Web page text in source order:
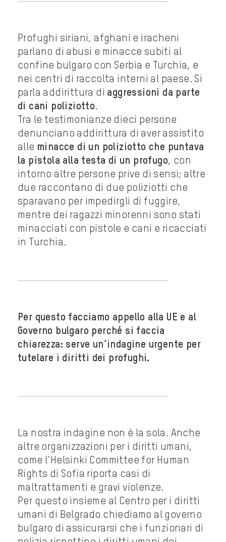
Profughi siriani, afghani e iracheni
parlano di abusi e minacce subiti al
confine bulgaro con Serbia e Turchia, e
nei centri di raccolta interni al paese. Si
parla addirittura di aggressioni da parte
di cani poliziotto.
Tra le testimonianze dieci persone
denunciano addirittura di aver assistito
alle minacce di un poliziotto che puntava
la pistola alla testa di un profugo, con
intorno altre persone prive di sensi; altre
due raccontano di due poliziotti che
sparavano per impedirgli di fuggire,
mentre dei ragazzi minorenni sono stati
minacciati con pistole e cani e ricacciati
in Turchia.
Per questo facciamo appello alla UE e al
Governo bulgaro perché si faccia
chiarezza: serve un’indagine urgente per
tutelare i diritti dei profughi.
La nostra indagine non è la sola. Anche
altre organizzazioni per i diritti umani,
come l’Helsinki Committee for Human
Rights di Sofia riporta casi di
maltrattamenti e gravi violenze.
Per questo insieme al Centro per i diritti
umani di Belgrado chiediamo al governo
bulgaro di assicurarsi che i funzionari di